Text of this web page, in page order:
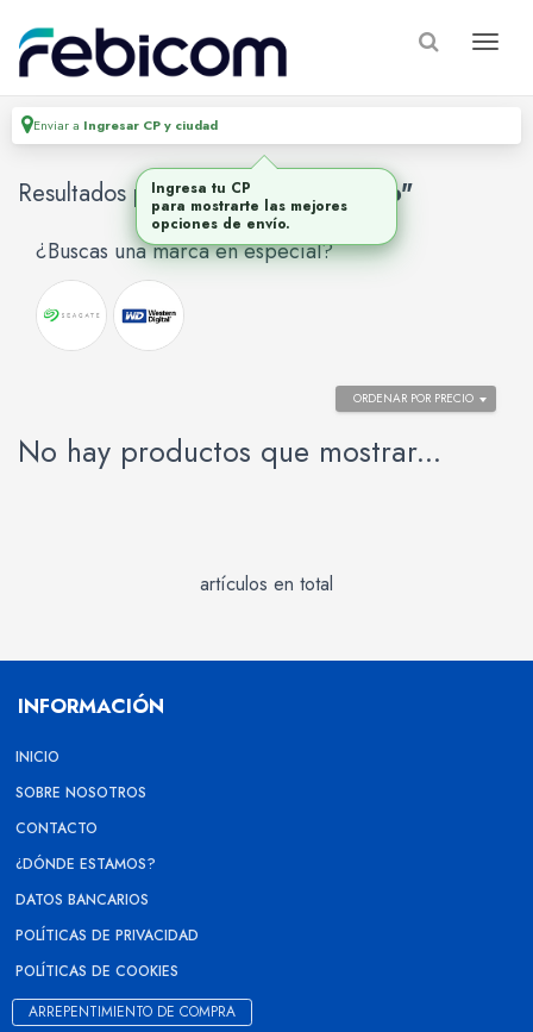
Enviar a Ingresar CP y ciudad
Resultados para"disco duro interno"
¿Buscas una marca en especial?
ORDENAR POR PRECIO
No hay productos que mostrar...
artículos en total
INFORMACIÓN
INICIO
SOBRE NOSOTROS
CONTACTO
¿DÓNDE ESTAMOS?
DATOS BANCARIOS
POLÍTICAS DE PRIVACIDAD
POLÍTICAS DE COOKIES
ARREPENTIMIENTO DE COMPRA
Ingresa tu CP
para mostrarte las mejores
opciones de envío.